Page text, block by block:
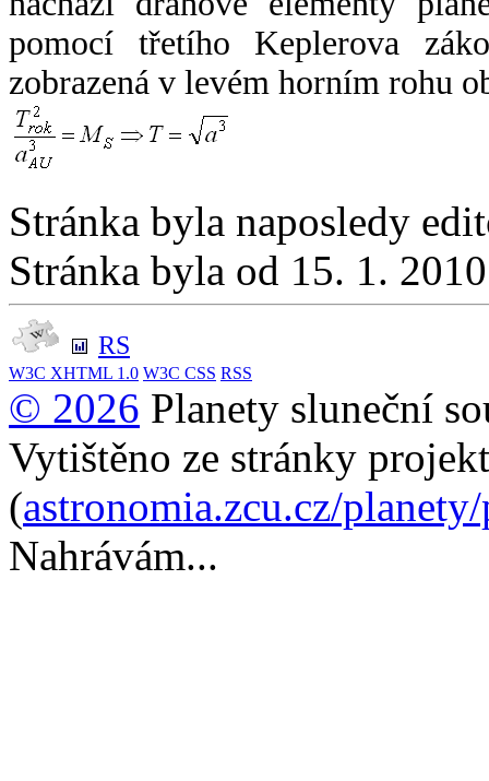
pomocí třetího Keplerova
zobrazená v levém horním rohu
Stránka byla naposledy
Stránka byla od 15. 1.
RS
W3C XHTML 1.0 W3C CSS RSS
© 2026 Planety sluneční
Vytištěno ze stránky
(astronomia.zcu.cz/
Nahrávám...